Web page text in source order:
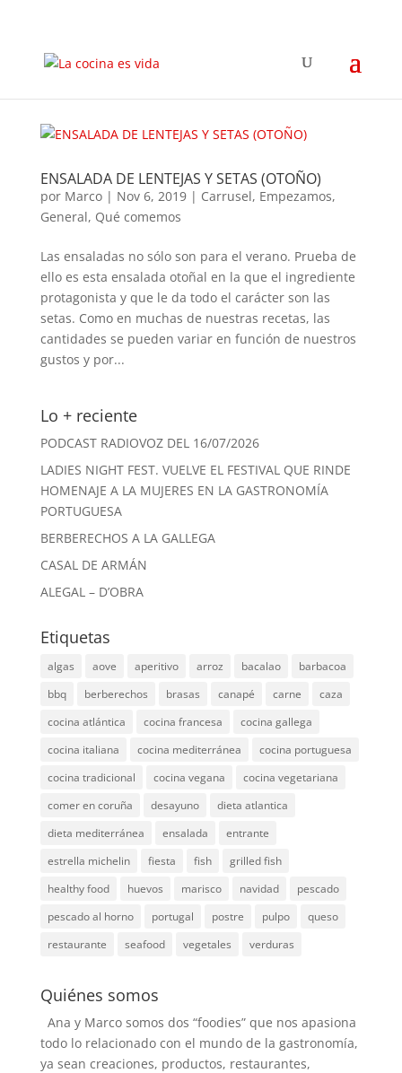
ENSALADA DE LENTEJAS Y SETAS (OTOÑO)
por Marco| Nov 6, 2019| Carrusel, Empezamos,
General, Qué comemos
Las ensaladas no sólo son para el verano. Prueba de
ello es esta ensalada otoñal en la que el ingrediente
protagonista y que le da todo el carácter son las
setas. Como en muchas de nuestras recetas, las
cantidades se pueden variar en función de nuestros
gustos y por...
Lo + reciente
PODCAST RADIOVOZ DEL 16/07/2026
LADIES NIGHT FEST. VUELVE EL FESTIVAL QUE RINDE
HOMENAJE A LA MUJERES EN LA GASTRONOMÍA
PORTUGUESA
BERBERECHOS A LA GALLEGA
CASAL DE ARMÁN
ALEGAL – D’OBRA
Etiquetas
algas aove aperitivo arroz bacalao
barbacoa
bbq
berberechos brasas canapé carne
caza
cocina atlántica
cocina francesa
cocina gallega
cocina italiana
cocina mediterránea
cocina portuguesa
cocina tradicional
cocina vegana
cocina vegetariana
comer en coruña
desayuno
dieta atlantica
dieta mediterránea
ensalada
entrante
estrella michelin
fiesta fish
grilled fish
healthy food
huevos marisco navidad
pescado
pescado al horno
portugal postre pulpo
queso
restaurante
seafood vegetales verduras
Quiénes somos
Ana y Marco somos dos “foodies” que nos apasiona
todo lo relacionado con el mundo de la gastronomía,
ya sean creaciones, productos, restaurantes,